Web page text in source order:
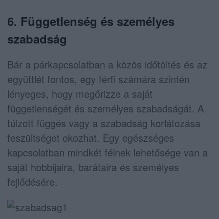
6. Függetlenség és személyes
szabadság
Bár a párkapcsolatban a közös időtöltés és az
együttlét fontos, egy férfi számára szintén
lényeges, hogy megőrizze a saját
függetlenségét és személyes szabadságát. A
túlzott függés vagy a szabadság korlátozása
feszültséget okozhat. Egy egészséges
kapcsolatban mindkét félnek lehetősége van a
saját hobbijaira, barátaira és személyes
fejlődésére.